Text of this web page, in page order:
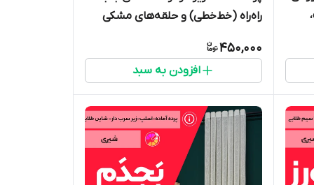
راه‌راه (خط‌خطی) و حلقه‌های مشکی
مناسب دکوراسیون مدرن و مینیمال -
گالری پرده امپریال ساری
450,000
افزودن به سبد